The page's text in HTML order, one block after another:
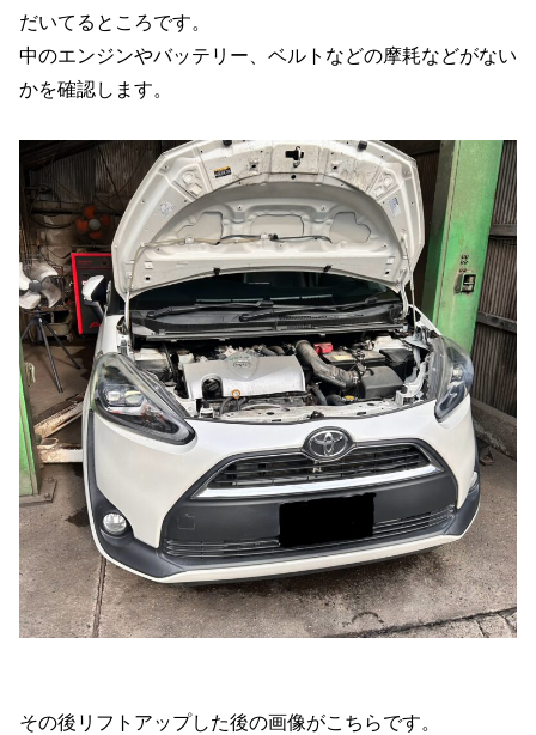
だいてるところです。
中のエンジンやバッテリー、ベルトなどの摩耗などがない
かを確認します。
その後リフトアップした後の画像がこちらです。